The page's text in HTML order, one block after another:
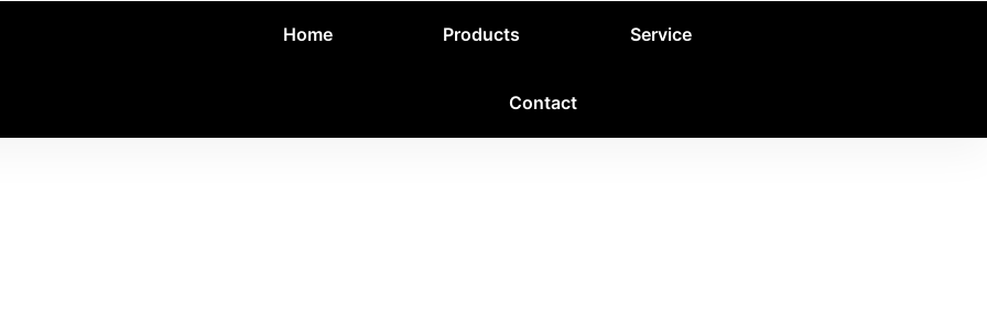
Home Products Service
Contact